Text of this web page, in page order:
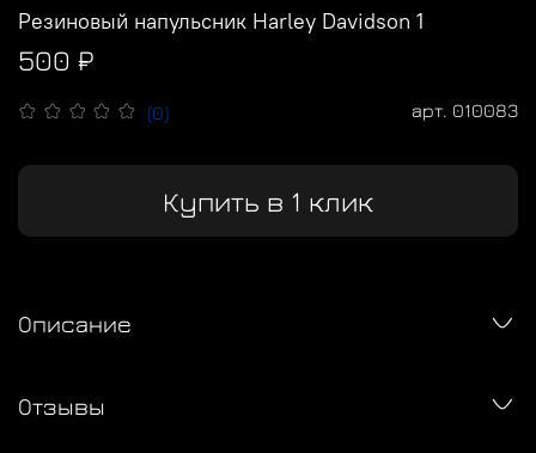
(0) арт. 010083
Резиновый напульсник Harley Davidson 1
500 ₽
Купить в 1 клик
Описание
Отзывы